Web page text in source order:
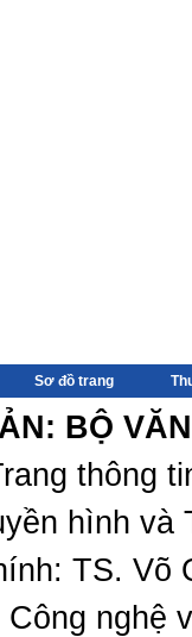
Sơ đồ trang
BỘ
thông
hình
TS.
nghệ